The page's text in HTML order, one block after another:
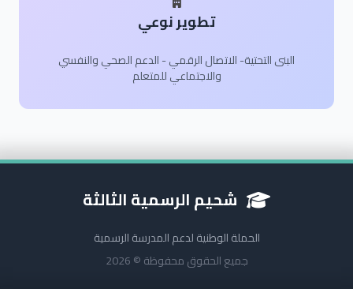
تطوير نوعي
البنى التحتية- الاتصال الرقمي - الدعم الصحي والنفسي
والاجتماعي للمتعلم
شحيم الرسمية الثالثة
الحملة الوطنية لدعم المدرسة الرسمية
جميع الحقوق محفوظة © 2026